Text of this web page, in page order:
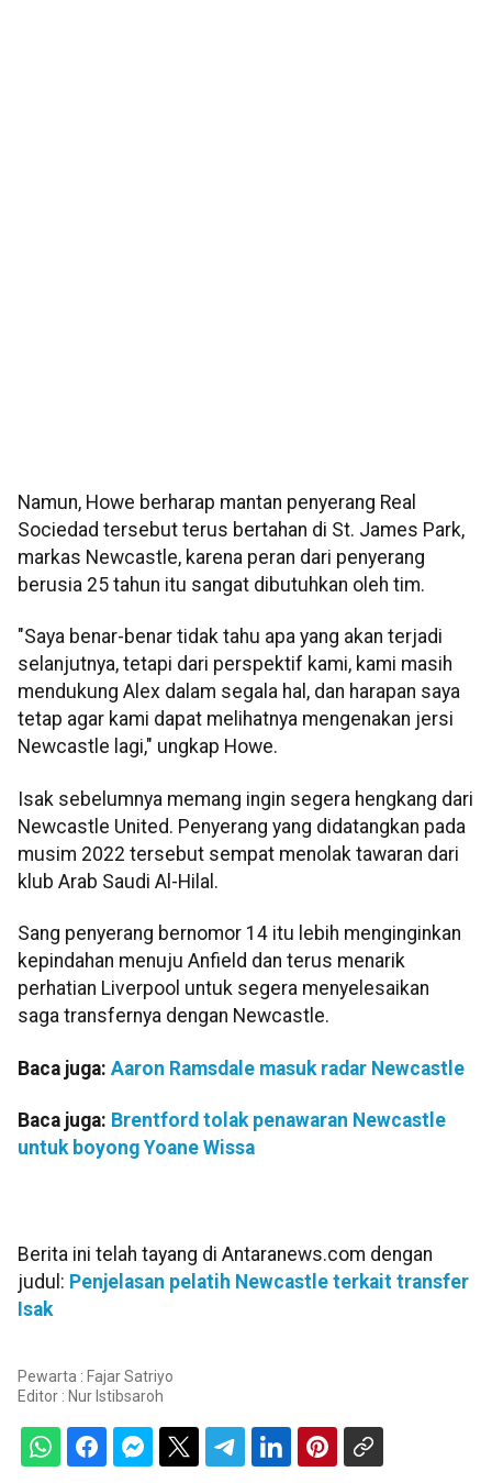
Namun, Howe berharap mantan penyerang Real
Sociedad tersebut terus bertahan di St. James Park,
markas Newcastle, karena peran dari penyerang
berusia 25 tahun itu sangat dibutuhkan oleh tim.
"Saya benar-benar tidak tahu apa yang akan terjadi
selanjutnya, tetapi dari perspektif kami, kami masih
mendukung Alex dalam segala hal, dan harapan saya
tetap agar kami dapat melihatnya mengenakan jersi
Newcastle lagi," ungkap Howe.
Isak sebelumnya memang ingin segera hengkang dari
Newcastle United. Penyerang yang didatangkan pada
musim 2022 tersebut sempat menolak tawaran dari
klub Arab Saudi Al-Hilal.
Sang penyerang bernomor 14 itu lebih menginginkan
kepindahan menuju Anfield dan terus menarik
perhatian Liverpool untuk segera menyelesaikan
saga transfernya dengan Newcastle.
Baca juga: Aaron Ramsdale masuk radar Newcastle
Baca juga: Brentford tolak penawaran Newcastle
untuk boyong Yoane Wissa
Berita ini telah tayang di Antaranews.com dengan
judul: Penjelasan pelatih Newcastle terkait transfer
Isak
Pewarta : Fajar Satriyo
Editor : Nur Istibsaroh